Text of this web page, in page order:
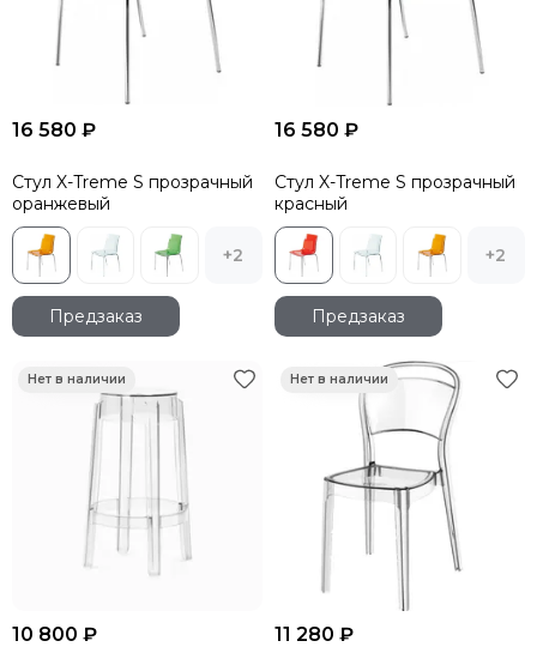
16 580 ₽
Стул X-Treme S прозрачный
оранжевый
+2
Предзаказ
16 580 ₽
Стул X-Treme S прозрачный
красный
+2
Предзаказ
10 800 ₽ 11 280 ₽